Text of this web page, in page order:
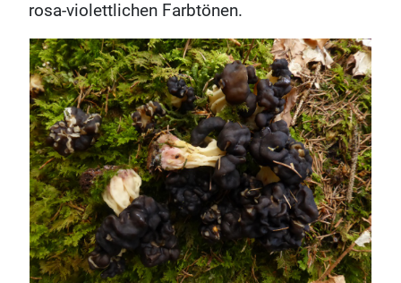
rosa-violettlichen Farbtönen.